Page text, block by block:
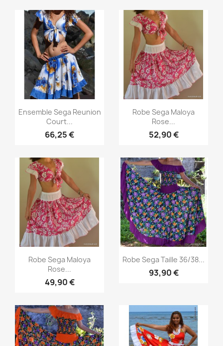
Aperçu rapide
Ensemble Sega Reunion
Court...
66,25 €
Aperçu rapide
Robe Sega Maloya
Rose...
52,90 €
Aperçu rapide
Robe Sega Maloya
Rose...
49,90 €
 Aperçu rapide
Robe Sega Taille 36/38...
93,90 €